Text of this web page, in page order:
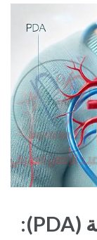
الوصلة الشريانية المفتوحة (PDA):